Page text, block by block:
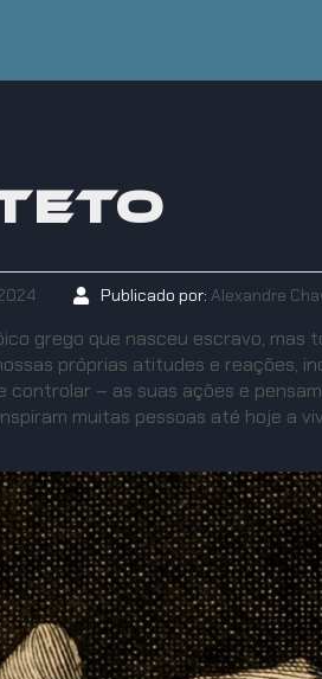
Publicado por: Alexandre
grego que nasceu escravo, mas
próprias atitudes e reações,
controlar – as suas ações e
muitas pessoas até hoje a